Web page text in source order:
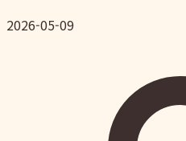
2026-05-09